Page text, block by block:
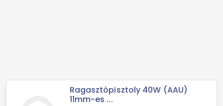
Ragasztópisztoly 40W (AAU)
11mm-es ...